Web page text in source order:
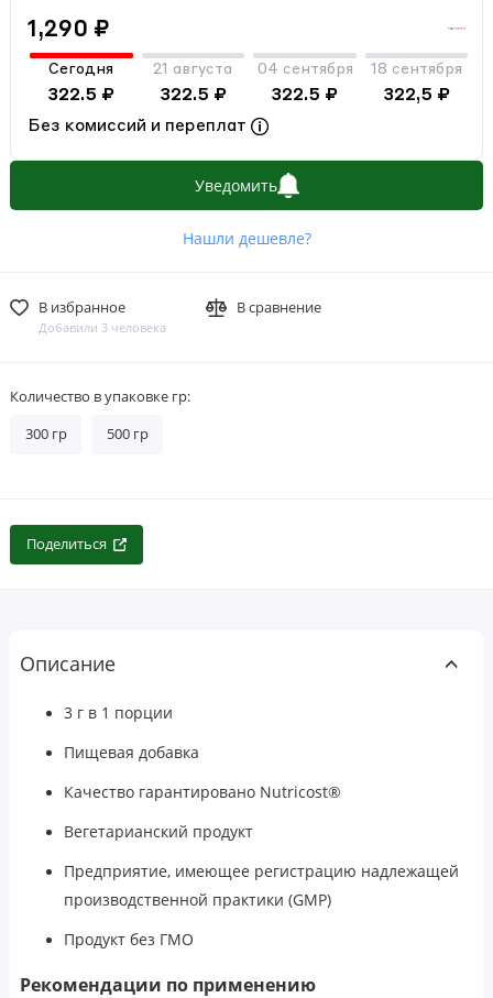
1,290 ₽
Сегодня
322.5 ₽
21 августа
322.5 ₽
04 сентября
322.5 ₽
18 сентября
322,5 ₽
Без комиссий и переплат
Уведомить
Нашли дешевле?
В избранное
Добавили 3 человека
В сравнение
Количество в упаковке гр:
300 гр 500 гр
Поделиться
Описание
3 г в 1 порции
Пищевая добавка
Качество гарантировано Nutricost®
Вегетарианский продукт
Предприятие, имеющее регистрацию надлежащей
производственной практики (GMP)
Продукт без ГМО
Рекомендации по применению